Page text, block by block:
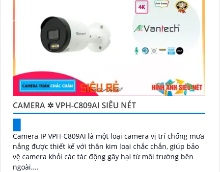
CAMERA ✲ VPH-C809AI SIÊU NÉT
Camera IP VPH-C809AI là một loại camera vị trí chống mưa
nắng được thiết kế với thân kim loại chắc chắn, giúp bảo
vệ camera khỏi các tác động gây hại từ môi trường bên
ngoài....